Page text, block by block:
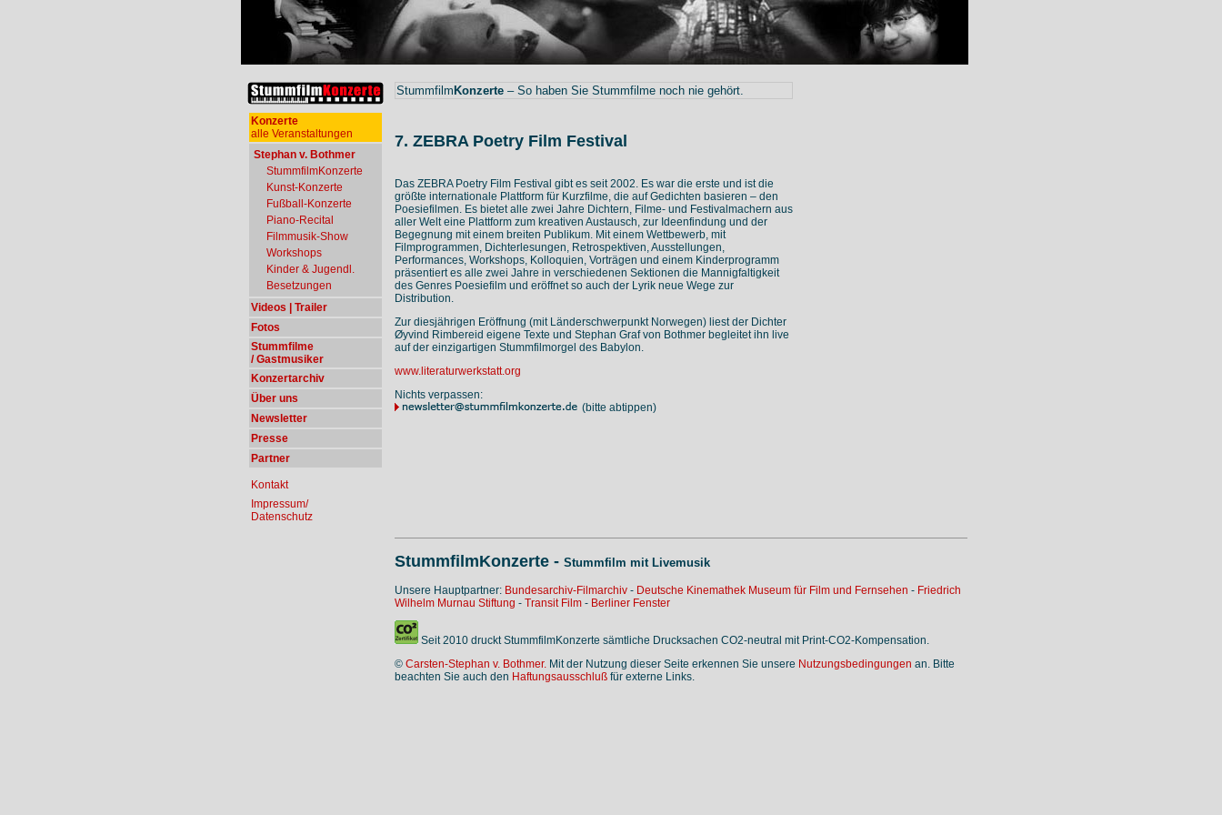
Konzerte
alle Veranstaltungen
Stephan v. Bothmer
StummfilmKonzerte
Kunst-Konzerte
Fußball-Konzerte
Piano-Recital
Filmmusik-Show
Workshops
Kinder & Jugendl.
Besetzungen
Videos | Trailer
Fotos
Stummfilme
/ Gastmusiker
Konzertarchiv
Über uns
Newsletter
Presse
Partner
Kontakt
Impressum/
Datenschutz
Stummfilm Konzerte – So haben Sie Stummfilme noch nie gehört.
7. ZEBRA Poetry Film Festival
Das ZEBRA Poetry Film Festival gibt es seit 2002. Es war die erste und ist die
größte internationale Plattform für Kurzfilme, die auf Gedichten basieren – den
Poesiefilmen. Es bietet alle zwei Jahre Dichtern, Filme- und Festivalmachern aus
aller Welt eine Plattform zum kreativen Austausch, zur Ideenfindung und der
Begegnung mit einem breiten Publikum. Mit einem Wettbewerb, mit
Filmprogrammen, Dichterlesungen, Retrospektiven, Ausstellungen,
Performances, Workshops, Kolloquien, Vorträgen und einem Kinderprogramm
präsentiert es alle zwei Jahre in verschiedenen Sektionen die Mannigfaltigkeit
des Genres Poesiefilm und eröffnet so auch der Lyrik neue Wege zur
Distribution.
Zur diesjährigen Eröffnung (mit Länderschwerpunkt Norwegen) liest der Dichter
Øyvind Rimbereid eigene Texte und Stephan Graf von Bothmer begleitet ihn live
auf der einzigartigen Stummfilmorgel des Babylon.
www.literaturwerkstatt.org
Nichts verpassen:
(bitte abtippen)
StummfilmKonzerte - Stummfilm mit Livemusik
Unsere Hauptpartner: Bundesarchiv-Filmarchiv - Deutsche Kinemathek Museum für Film und Fernsehen - Friedrich
Wilhelm Murnau Stiftung - Transit Film - Berliner Fenster
Seit 2010 druckt StummfilmKonzerte sämtliche Drucksachen CO2-neutral mit Print-CO2-Kompensation.
© Carsten-Stephan v. Bothmer. Mit der Nutzung dieser Seite erkennen Sie unsere Nutzungsbedingungen an. Bitte
beachten Sie auch den Haftungsausschluß für externe Links.